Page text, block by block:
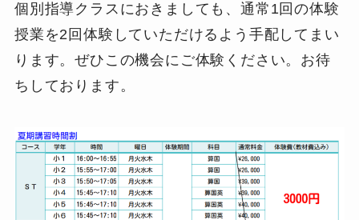
個別指導クラスにおきましても、通常1回の体験
授業を2回体験していただけるよう手配してまい
ります。ぜひこの機会にご体験ください。お待
ちしております。